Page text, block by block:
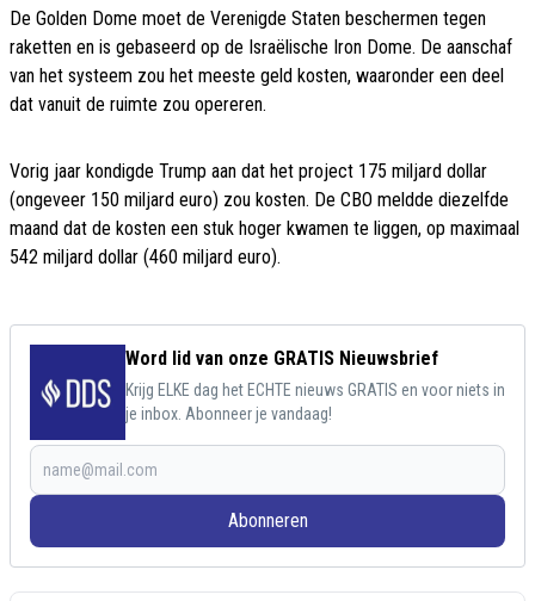
De Golden Dome moet de Verenigde Staten beschermen tegen
raketten en is gebaseerd op de Israëlische Iron Dome. De aanschaf
van het systeem zou het meeste geld kosten, waaronder een deel
dat vanuit de ruimte zou opereren.
Vorig jaar kondigde Trump aan dat het project 175 miljard dollar
(ongeveer 150 miljard euro) zou kosten. De CBO meldde diezelfde
maand dat de kosten een stuk hoger kwamen te liggen, op maximaal
542 miljard dollar (460 miljard euro).
Word lid van onze GRATIS Nieuwsbrief
Krijg ELKE dag het ECHTE nieuws GRATIS en voor niets in
je inbox. Abonneer je vandaag!
Abonneren